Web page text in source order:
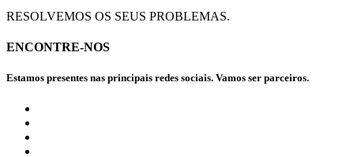
RESOLVEMOS OS SEUS PROBLEMAS.
ENCONTRE-NOS
Estamos presentes nas principais redes sociais. Vamos ser parceiros.